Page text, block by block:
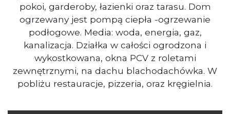
pokoi, garderoby, łazienki oraz tarasu. Dom
ogrzewany jest pompą ciepła -ogrzewanie
podłogowe. Media: woda, energia, gaz,
kanalizacja. Działka w całości ogrodzona i
wykostkowana, okna PCV z roletami
zewnętrznymi, na dachu blachodachówka. W
pobliżu restauracje, pizzeria, oraz kręgielnia.